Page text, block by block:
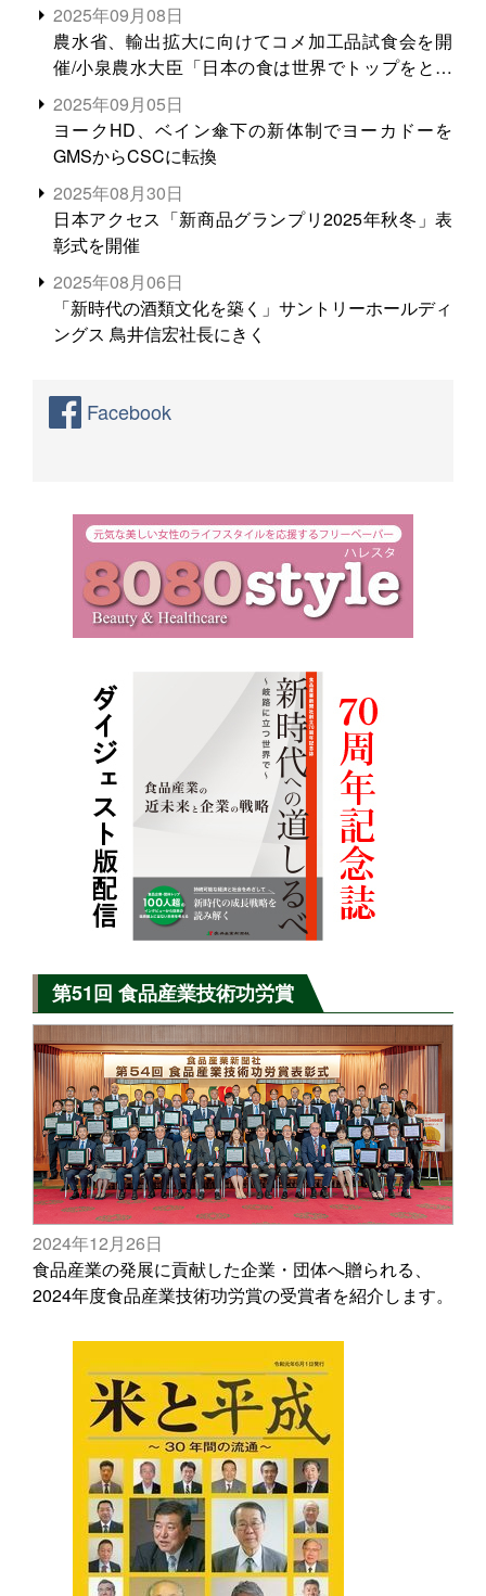
2025年09月08日
農水省、輸出拡大に向けてコメ加工品試食会を開
催/小泉農水大臣「日本の食は世界でトップをとれ
る。米増産に向けて、米輸出需要の拡大を」
2025年09月05日
ヨークHD、ベイン傘下の新体制でヨーカドーを
GMSからCSCに転換
2025年08月30日
日本アクセス「新商品グランプリ2025年秋冬」表
彰式を開催
2025年08月06日
「新時代の酒類文化を築く」サントリーホールディ
ングス 鳥井信宏社長にきく
Facebook
第51回 食品産業技術功労賞
2024年12月26日
食品産業の発展に貢献した企業・団体へ贈られる、
2024年度食品産業技術功労賞の受賞者を紹介します。